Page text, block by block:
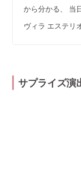
から分かる、 当
ヴィラ エステリ
サプライズ演